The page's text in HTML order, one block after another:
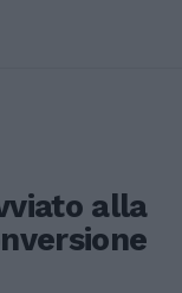
alla